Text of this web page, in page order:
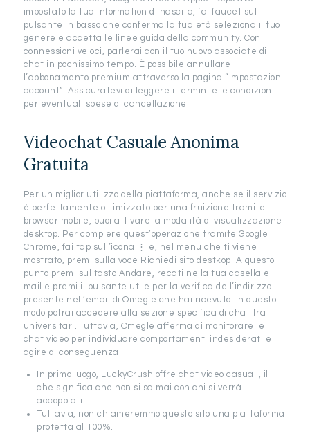
impostato la tua information di nascita, fai faucet sul
pulsante in basso che conferma la tua età seleziona il tuo
genere e accetta le linee guida della community. Con
connessioni veloci, parlerai con il tuo nuovo associate di
chat in pochissimo tempo. È possibile annullare
l’abbonamento premium attraverso la pagina “Impostazioni
account”. Assicuratevi di leggere i termini e le condizioni
per eventuali spese di cancellazione.
Videochat Casuale Anonima
Gratuita
Per un miglior utilizzo della piattaforma, anche se il servizio
è perfettamente ottimizzato per una fruizione tramite
browser mobile, puoi attivare la modalità di visualizzazione
desktop. Per compiere quest’operazione tramite Google
Chrome, fai tap sull’icona ⋮ e, nel menu che ti viene
mostrato, premi sulla voce Richiedi sito destkop. A questo
punto premi sul tasto Andare, recati nella tua casella e
mail e premi il pulsante utile per la verifica dell’indirizzo
presente nell’email di Omegle che hai ricevuto. In questo
modo potrai accedere alla sezione specifica di chat tra
universitari. Tuttavia, Omegle afferma di monitorare le
chat video per individuare comportamenti indesiderati e
agire di conseguenza.
In primo luogo, LuckyCrush offre chat video casuali, il
che significa che non si sa mai con chi si verrà
accoppiati.
Tuttavia, non chiameremmo questo sito una piattaforma
protetta al 100%.